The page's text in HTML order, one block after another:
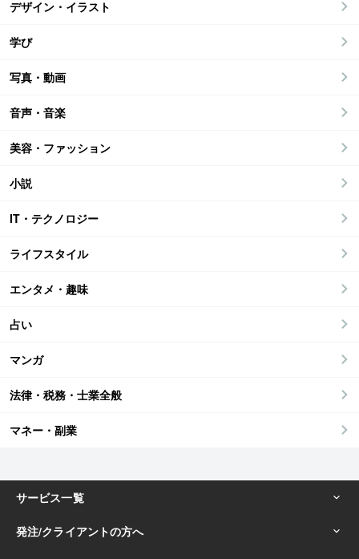
デザイン・イラスト
学び
写真・動画
音声・音楽
美容・ファッション
小説
IT・テクノロジー
ライフスタイル
エンタメ・趣味
占い
マンガ
法律・税務・士業全般
マネー・副業